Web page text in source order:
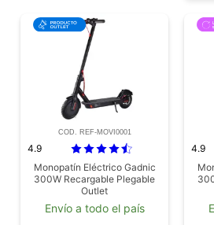
COD. REF-MOVI0001
4.9
Monopatín Eléctrico Gadnic
300W Recargable Plegable
Outlet
Envío a todo el país
4.9